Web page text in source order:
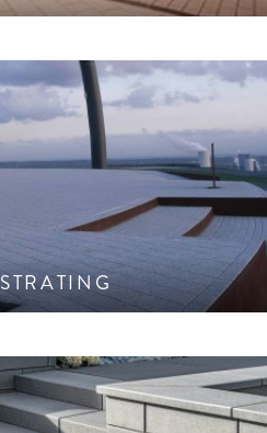
groen: De waterafvoer dwars